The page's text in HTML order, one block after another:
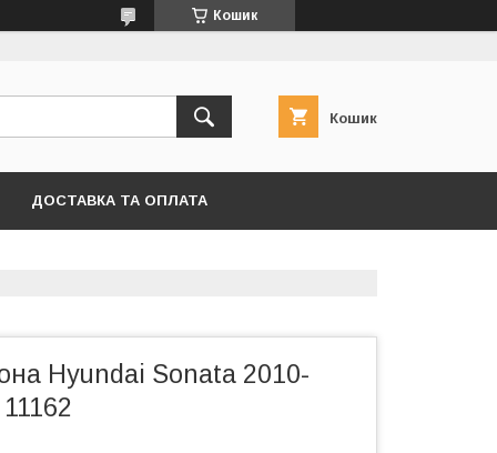
Кошик
Кошик
ДОСТАВКА ТА ОПЛАТА
Hyundai Sonata 2010-